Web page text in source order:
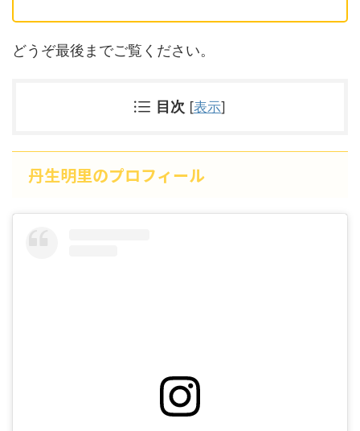
どうぞ最後までご覧ください。
目次 [表示]
丹生明里のプロフィール